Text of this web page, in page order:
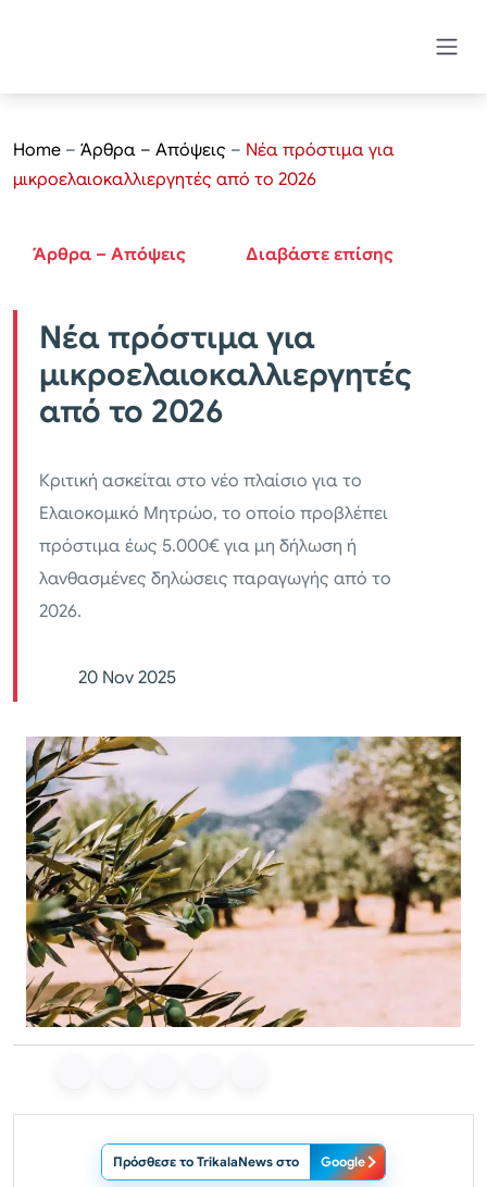
Home – Άρθρα – Απόψεις – Νέα πρόστιμα για
μικροελαιοκαλλιεργητές από το 2026
Άρθρα – Απόψεις Διαβάστε επίσης
Νέα πρόστιμα για
μικροελαιοκαλλιεργητές
από το 2026
Κριτική ασκείται στο νέο πλαίσιο για το
Ελαιοκομικό Μητρώο, το οποίο προβλέπει
πρόστιμα έως 5.000€ για μη δήλωση ή
λανθασμένες δηλώσεις παραγωγής από το
2026.
20 Nov 2025
Πρόσθεσε το TrikalaNews στο Google